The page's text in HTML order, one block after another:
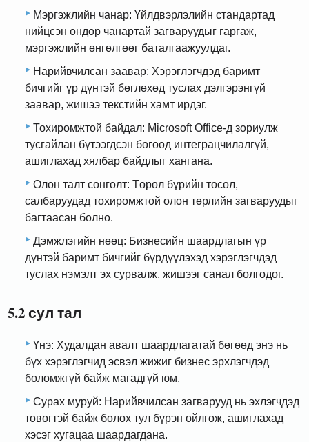
Мэргэжлийн чанар: Үйлдвэрлэлийн стандартад
нийцсэн өндөр чанартай загваруудыг гаргаж,
мэргэжлийн өнгөлгөөг баталгаажуулдаг.
Нарийвчилсан заавар: Хэрэглэгчдэд баримт
бичгийг үр дүнтэй бөглөхөд туслах дэлгэрэнгүй
заавар, жишээ текстийн хамт ирдэг.
Тохиромжтой байдал: Microsoft Office-д зориулж
тусгайлан бүтээгдсэн бөгөөд интеграцчилалгүй,
ашиглахад хялбар байдлыг хангана.
Олон талт сонголт: Төрөл бүрийн төсөл,
салбаруудад тохиромжтой олон төрлийн загваруудыг
багтаасан болно.
Дэмжлэгийн нөөц: Бизнесийн шаардлагын үр
дүнтэй баримт бичгийг бүрдүүлэхэд хэрэглэгчдэд
туслах нэмэлт эх сурвалж, жишээг санал болгодог.
5.2 сул тал
Үнэ: Худалдан авалт шаардлагатай бөгөөд энэ нь
бүх хэрэглэгчид эсвэл жижиг бизнес эрхлэгчдэд
боломжгүй байж магадгүй юм.
Сурах муруй: Нарийвчилсан загварууд нь эхлэгчдэд
төвөгтэй байж болох тул бүрэн ойлгож, ашиглахад
хэсэг хугацаа шаардагдана.